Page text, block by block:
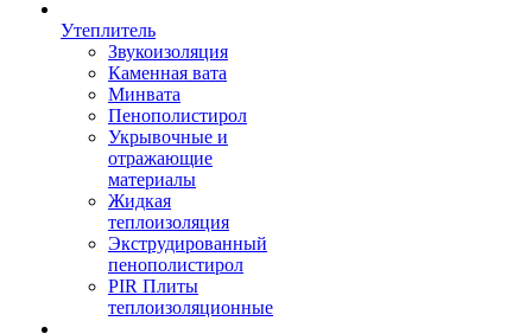
Утеплитель
Звукоизоляция
Каменная вата
Минвата
Пенополистирол
Укрывочные и
отражающие
материалы
Жидкая
теплоизоляция
Экструдированный
пенополистирол
PIR Плиты
теплоизоляционные